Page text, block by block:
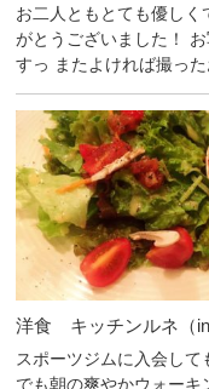
お二人ともとても優しく
がとうございました！
すっ またよければ撮っ
洋食 キッチンルネ（in
スポーツジムに入会して
でも朝の爽やかウォー